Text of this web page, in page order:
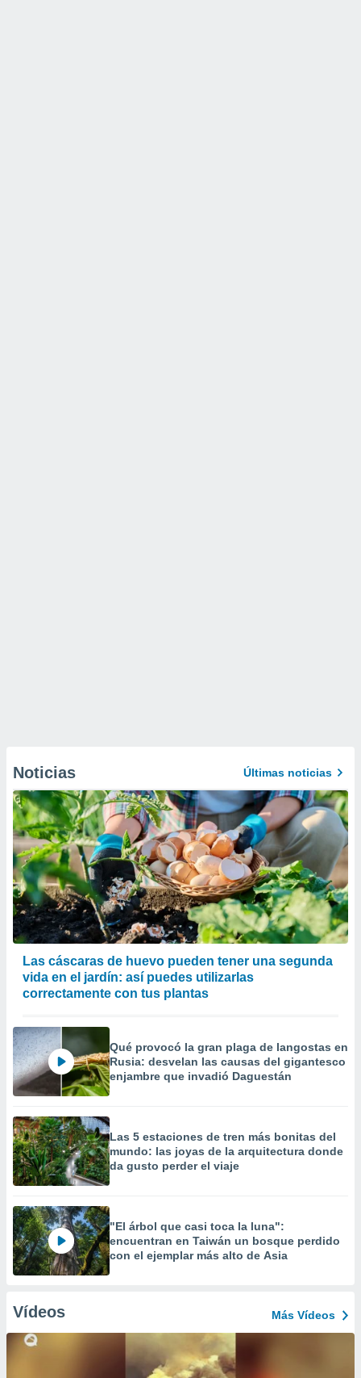
Noticias Últimas noticias
Las cáscaras de huevo pueden tener una segunda
vida en el jardín: así puedes utilizarlas
correctamente con tus plantas
Qué provocó la gran plaga de langostas en
Rusia: desvelan las causas del gigantesco
enjambre que invadió Daguestán
Las 5 estaciones de tren más bonitas del
mundo: las joyas de la arquitectura donde
da gusto perder el viaje
"El árbol que casi toca la luna":
encuentran en Taiwán un bosque perdido
con el ejemplar más alto de Asia
Vídeos Más Vídeos